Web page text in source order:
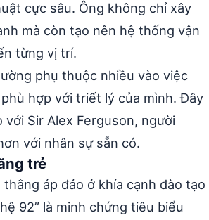
cực sâu. Ông không chỉ xây
mà còn tạo nên hệ thống vận
từng vị trí.
phụ thuộc nhiều vào việc
hợp với triết lý của mình. Đây
với Sir Alex Ferguson, người
với nhân sự sẵn có.
trẻ
áp đảo ở khía cạnh đào tạo
92” là minh chứng tiêu biểu